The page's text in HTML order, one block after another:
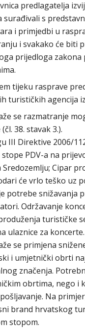
predlagatelja
surađivali s
i primjedbi u
i svakako će biti
prijedloga
tijeku rasprave
turističkih agencija
se razmatranje
38. stavak 3.).
III Direktive 2006/
stope PDV-a na
Cipar
će vrlo teško uz
potrebe snižavanja
Održavanje
turističke
ulaznice za koncerte.
se primjena
i umjetnički obrti
značenja.
obrtima, nego i
Na
brand hrvatskog
stopom.